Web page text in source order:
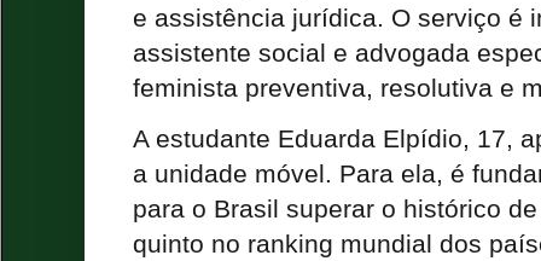
e assistência jurídica. O serviço é
assistente social e advogada
feminista preventiva, resolutiva e
A estudante Eduarda Elpídio, 17,
a unidade móvel. Para ela, é
para o Brasil superar o histórico
quinto no ranking mundial dos